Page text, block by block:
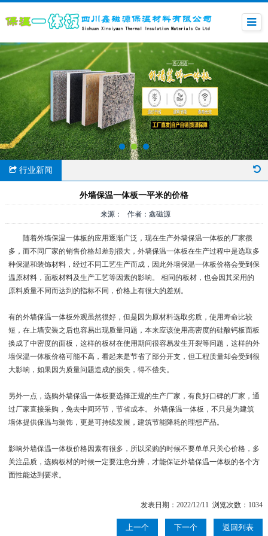
行业新闻
外墙保温一体板一平米的价格
来源： 作者：鑫磁源
随着外墙保温一体板的应用逐渐广泛，现在生产外墙保温一体板的厂家很
多，而不同厂家的销售价格却差别很大，外墙保温一体板在生产过程中是选取多
种保温和装饰材料，经过不同工艺生产而成，因此外墙保温一体板价格会受到保
温原材料，面板材料及生产工艺等因素的影响。 相同的板材，也会因其采用的
原料质量不同而达到的指标不同，价格上有很大的差别。
有的外墙保温一体板外观虽然很好，但是因为原材料选取劣质，使用寿命比较
短，在上墙安装之后也容易出现质量问题，本来应该使用高密度的硅酸钙板面板
换成了中密度的面板，这样的板材在使用期间很容易发生开裂等问题，这样的外
墙保温一体板价格可能不高，看起来是节省了部分开支，但工程质量却会受到很
大影响，如果因为质量问题造成的损失，得不偿失。
另外一点，选购外墙保温一体板要选择正规的生产厂家，有良好口碑的厂家，通
过厂家直接采购，免去中间环节，节省成本。 外墙保温一体板，不只是为建筑
墙体提供保温与装饰，更是可持续发展，建筑节能降耗的理想产品。
影响外墙保温一体板价格因素有很多，所以采购的时候不要单单只关心价格，多
关注品质，选购板材的时候一定要注意分辨，才能保证外墙保温一体板的各个方
面性能达到要求。
发表日期：2022/12/11 浏览次数：1034
上一个 下一个 返回列表